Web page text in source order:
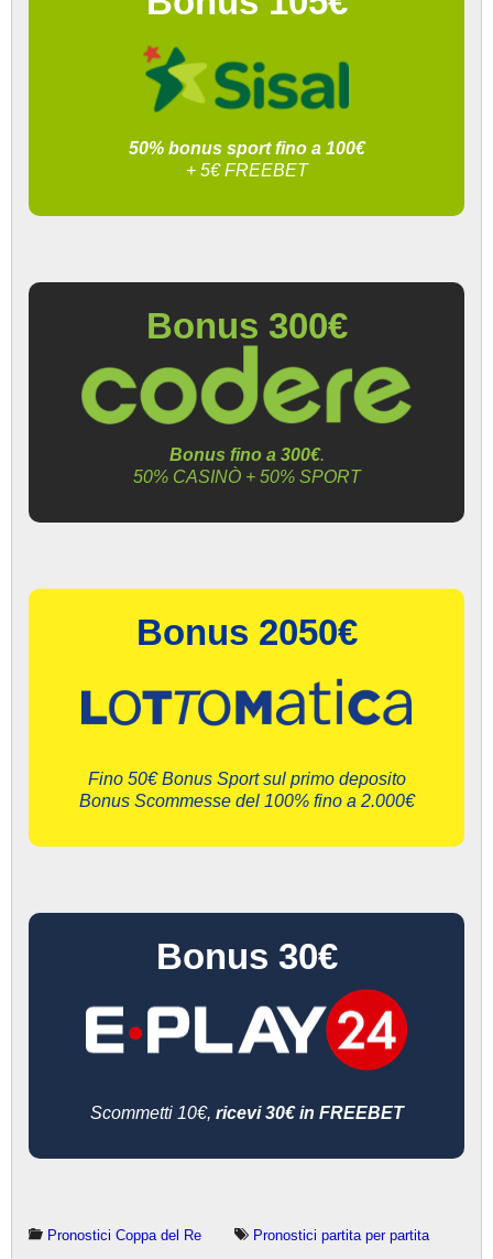
50% bonus sport fino a 100€
+ 5€ FREEBET
Bonus 300€
Bonus fino a 300€.
50% CASINÒ + 50% SPORT
Bonus 2050€
Fino 50€ Bonus Sport sul primo deposito
Bonus Scommesse del 100% fino a 2.000€
Bonus 30€
Scommetti 10€, ricevi 30€ in FREEBET
Pronostici Coppa del Re Pronostici partita per partita